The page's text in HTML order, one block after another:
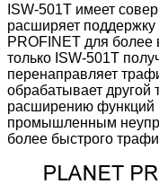
ISW-501T имеет
расширяет
PROFINET для более
только ISW-501T
перенаправляет
обрабатывает другой
расширению функций
промышленным
более быстрого